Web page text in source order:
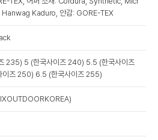
Hanwag Kaduro, 안감: GORE-TEX
235) 5 (한국사이즈 240) 5.5 (한국사이즈
즈 250) 6.5 (한국사이즈 255)